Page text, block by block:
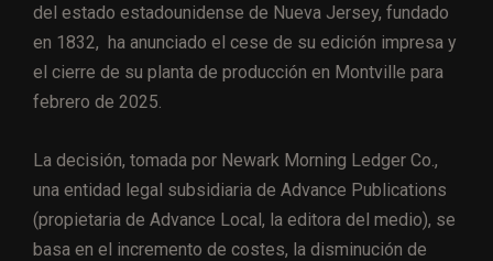
del estado estadounidense de Nueva Jersey, fundado
en 1832, ha anunciado el cese de su edición impresa y
el cierre de su planta de producción en Montville para
febrero de 2025.
La decisión, tomada por Newark Morning Ledger Co.,
una entidad legal subsidiaria de Advance Publications
(propietaria de Advance Local, la editora del medio), se
basa en el incremento de costes, la disminución de